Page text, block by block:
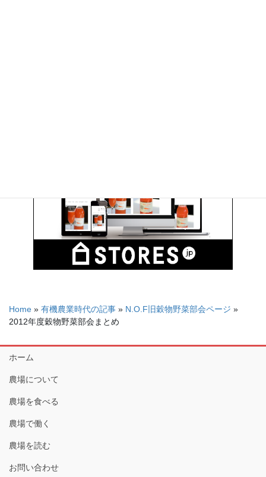
Home » 有機農業時代の記事 » N.O.F旧穀物野菜部会ページ »
2012年度穀物野菜部会まとめ
ホーム
農場について
農場を食べる
農場で働く
農場を読む
お問い合わせ